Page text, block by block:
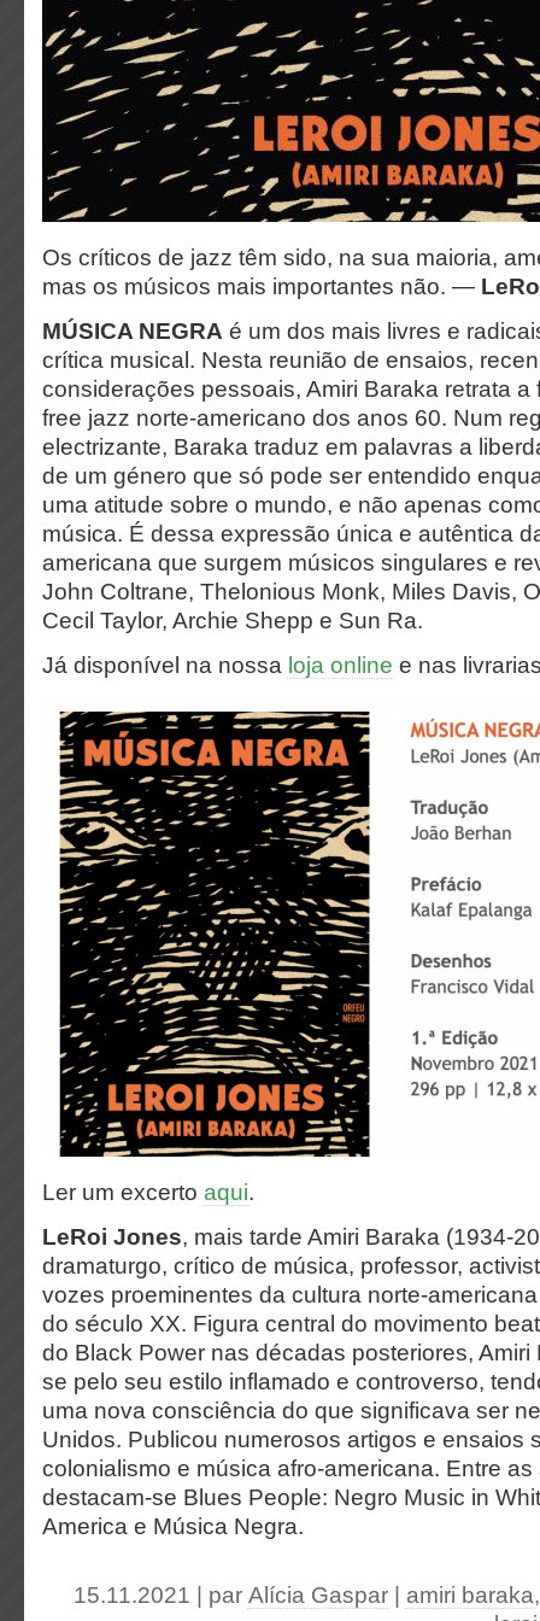
Os críticos de jazz têm sido, na sua maioria,
mas os músicos mais importantes não. —
MÚSICA NEGRA é um dos mais livres e
crítica musical. Nesta reunião de ensaios,
considerações pessoais, Amiri Baraka retrata
free jazz norte-americano dos anos 60. Num
electrizante, Baraka traduz em palavras a
de um género que só pode ser entendido
uma atitude sobre o mundo, e não apenas
música. É dessa expressão única e autêntica
americana que surgem músicos singulares e
John Coltrane, Thelonious Monk, Miles Davis,
Cecil Taylor, Archie Shepp e Sun Ra.
Já disponível na nossa loja online e nas
Ler um excerto aqui.
LeRoi Jones, mais tarde Amiri Baraka (1934-
dramaturgo, crítico de música, professor,
vozes proeminentes da cultura norte-
do século XX. Figura central do movimento
do Black Power nas décadas posteriores,
se pelo seu estilo inflamado e controverso,
uma nova consciência do que significava ser
Unidos. Publicou numerosos artigos e ensaios
colonialismo e música afro-americana. Entre
destacam-se Blues People: Negro Music in
America e Música Negra.
15.11.2021 | par Alícia Gaspar amiri baraka